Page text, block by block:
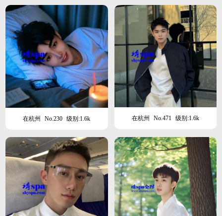
在杭州 No.230 级别:1.6k 在杭州 No.471 级别:1.6k